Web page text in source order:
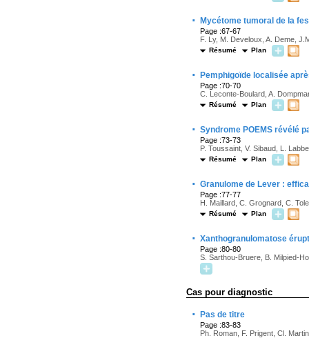
· Mycétome tumoral de la
Page :67-67
F. Ly, M. Develoux, A. Deme,
Résumé Plan
· Pemphigoïde localisée
Page :70-70
C. Leconte-Boulard, A.
Résumé Plan
· Syndrome POEMS révélé
Page :73-73
P. Toussaint, V. Sibaud, L.
Résumé Plan
· Granulome de Lever :
Page :77-77
H. Maillard, C. Grognard, C.
Résumé Plan
· Xanthogranulomatose
Page :80-80
S. Sarthou-Bruere, B. Milpied-
Cas pour diagnostic
· Pas de titre
Page :83-83
Ph. Roman, F. Prigent, Cl.